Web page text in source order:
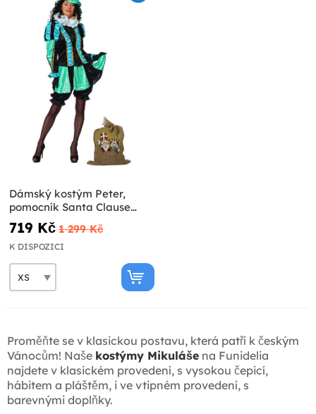
Dámský kostým Peter,
pomocník Santa Clause
tyrkysový
719 Kč 1 299 Kč
K DISPOZICI
Proměňte se v klasickou postavu, která patří k českým
Vánocům! Naše kostýmy Mikuláše na Funidelia
najdete v klasickém provedení, s vysokou čepicí,
hábitem a pláštěm, i ve vtipném provedení, s
barevnými doplňky.